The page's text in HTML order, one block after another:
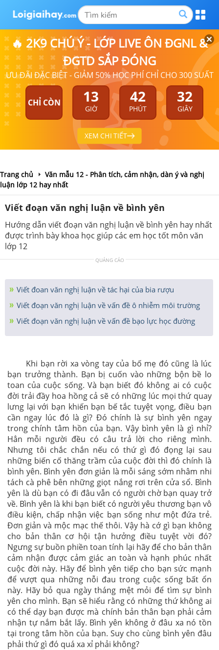
🔥 2K9 CHÚ Ý - LỚP LIVE ÔN ĐGNL &
ĐGTD SẮP ĐÓNG
ƯU ĐÃI ĐẶC BIỆT - GIẢM 50% HỌC PHÍ CHỈ CHO 300 SUẤT
CHỈ CÒN 13
GIỜ
42
PHÚT
32
GIÂY
XEM CHI TIẾT
Trang chủ
Văn mẫu 12 - Phân tích, cảm nhận, dàn ý và nghị
luận lớp 12 hay nhất
Viết đoạn văn nghị luận về bình yên
Hướng dẫn viết đoạn văn nghị luận về bình yên hay nhất
được trình bày khoa học giúp các em học tốt môn văn
lớp 12
QUẢNG CÁO
Viết đoan văn nghị luận về tác hại của bia rượu
Viết đoạn văn nghị luận về vấn đề ô nhiễm môi trường
Viết đoạn văn nghị luận về vấn đề bạo lực học đường
Khi bạn rời xa vòng tay của bố mẹ đó cũng là lúc
bạn trưởng thành. Bạn bị cuốn vào những bộn bề lo
toan của cuộc sống. Và bạn biết đó không ai có cuộc
đời trải đầy hoa hồng cả sẽ có những lúc mọi thứ quay
lưng lại với bạn khiến bạn bế tắc tuyệt vọng, điều bạn
cần ngay lúc đó là gì? Đó chính là sự bình yên ngay
trong chính tâm hồn của bạn. Vậy bình yên là gì nhỉ?
Hẳn mỗi người đều có câu trả lời cho riêng mình.
Nhưng tôi chắc chắn nếu có thứ gì đó đọng lại sau
những biến cố thăng trầm của cuộc đời thì đó chính là
bình yên. Bình yên đơn giản là mỗi sáng sớm nhâm nhi
tách cà phê bên những giọt nắng rơi trên cửa sổ. Bình
yên là dù bạn có đi đâu vẫn có người chờ bạn quay trở
về. Bình yên là khi bạn biết có người yêu thương bạn vô
điều kiện, chấp nhận việc bạn sống như một đứa trẻ.
Đơn giản và mộc mạc thế thôi. Vậy hà cớ gì bạn không
cho bản thân cơ hội tận hưởng điều tuyệt vời đó?
Ngưng sự buồn phiền toan tính lại hãy để cho bản thân
cảm nhận được cảm giác an toàn và hạnh phúc nhất
cuộc đời này. Hãy để bình yên tiếp cho bạn sức mạnh
để vượt qua những nỗi đau trong cuộc sống bất ổn
này. Hãy bỏ qua ngày tháng mệt mỏi để tìm sự bình
yên cho mình. Bạn sẽ hiểu rằng có những thứ không ai
có thể dạy bạn được mà chính bản thân bạn phải cảm
nhận tự nắm bắt lấy. Bình yên không ở đâu xa nó tồn
tại trong tâm hồn của bạn. Suy cho cùng bình yên đâu
phải thứ gì đó quá xa xỉ phải không?